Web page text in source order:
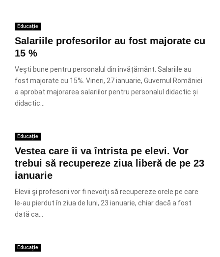
Educație
Salariile profesorilor au fost majorate cu
15 %
Vești bune pentru personalul din învățământ. Salariile au
fost majorate cu 15%. Vineri, 27 ianuarie, Guvernul României
a aprobat majorarea salariilor pentru personalul didactic și
didactic...
Educație
Vestea care îi va întrista pe elevi. Vor
trebui să recupereze ziua liberă de pe 23
ianuarie
Elevii şi profesorii vor fi nevoiţi să recupereze orele pe care
le-au pierdut în ziua de luni, 23 ianuarie, chiar dacă a fost
dată ca...
Educație